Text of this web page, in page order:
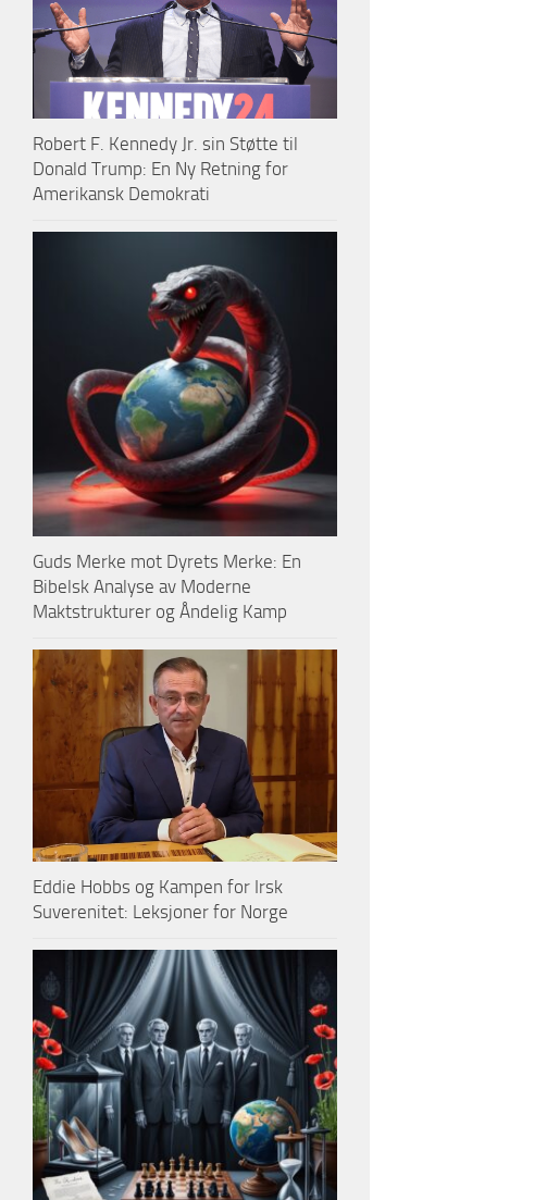
Robert F. Kennedy Jr. sin Støtte til
Donald Trump: En Ny Retning for
Amerikansk Demokrati
Guds Merke mot Dyrets Merke: En
Bibelsk Analyse av Moderne
Maktstrukturer og Åndelig Kamp
Eddie Hobbs og Kampen for Irsk
Suverenitet: Leksjoner for Norge